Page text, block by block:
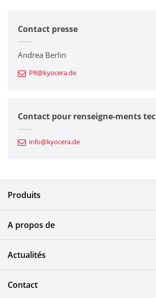
Groupe Kyocera
Imprimantes / Multifonctions
Composants en céramique fine
Composants automobiles
Composants électroniques
Composants optiques
Ecrans LCD et solutions tactiles
Systèmes électriques solaires
Contact presse
Andrea Berlin
PR@kyocera.de
Contact pour renseigne-ments
info@kyocera.de
Produits
A propos de
Actualités
Contact